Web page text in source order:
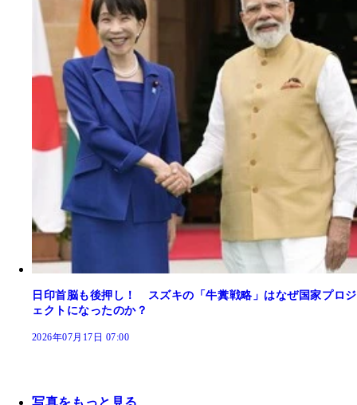
日印首脳も後押し！ スズキの「牛糞戦略」はなぜ国家プロジ
ェクトになったのか？
2026年07月17日 07:00